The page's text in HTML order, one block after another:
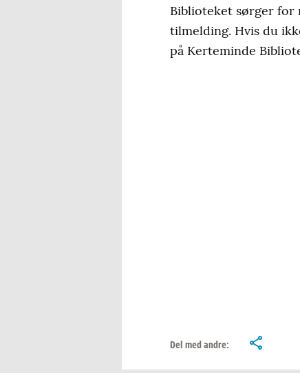
Biblioteket sørger for
tilmelding. Hvis du
på Kerteminde
Del med andre: